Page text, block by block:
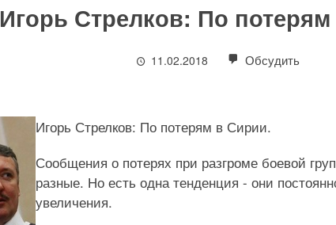
Игорь Стрелков: По
11.02.2018 Обсудить
Игорь Стрелков: По потерям в Сирии.
Сообщения о потерях при разгроме боевой
разные. Но есть одна тенденция - они
увеличения.